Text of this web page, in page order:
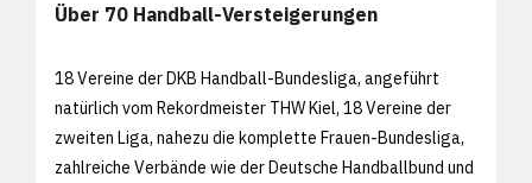
Über 70 Handball-Versteigerungen
18 Vereine der DKB Handball-Bundesliga, angeführt
natürlich vom Rekordmeister THW Kiel, 18 Vereine der
zweiten Liga, nahezu die komplette Frauen-Bundesliga,
zahlreiche Verbände wie der Deutsche Handballbund und